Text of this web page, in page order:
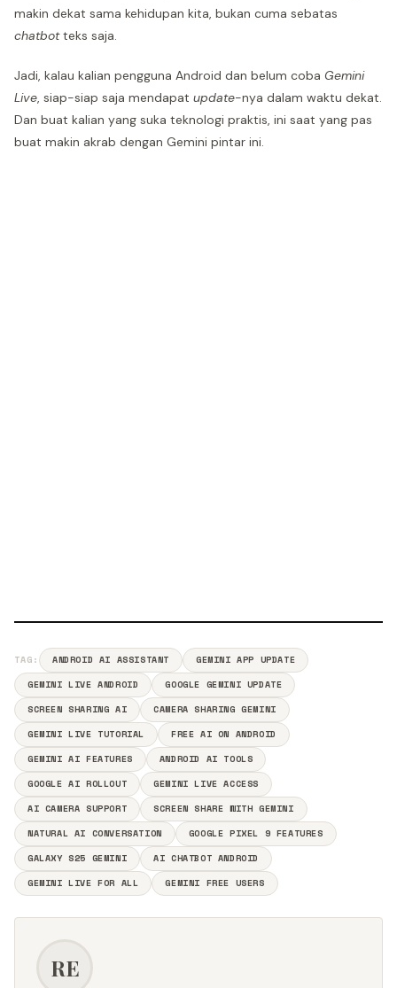
makin dekat sama kehidupan kita, bukan cuma sebatas
chatbotteks saja.
Jadi, kalau kalian pengguna Android dan belum coba Gemini
Live, siap-siap saja mendapat update-nya dalam waktu dekat.
Dan buat kalian yang suka teknologi praktis, ini saat yang pas
buat makin akrab dengan Gemini pintar ini.
TAG: ANDROID AI ASSISTANT
GEMINI APP UPDATE
GEMINI LIVE ANDROID
GOOGLE GEMINI UPDATE
SCREEN SHARING AI
CAMERA SHARING GEMINI
GEMINI LIVE TUTORIAL
FREE AI ON ANDROID
GEMINI AI FEATURES
ANDROID AI TOOLS
GOOGLE AI ROLLOUT
GEMINI LIVE ACCESS
AI CAMERA SUPPORT
SCREEN SHARE WITH GEMINI
NATURAL AI CONVERSATION
GOOGLE PIXEL 9 FEATURES
GALAXY S25 GEMINI
AI CHATBOT ANDROID
GEMINI LIVE FOR ALL
GEMINI FREE USERS
RE